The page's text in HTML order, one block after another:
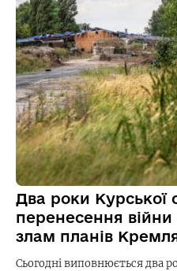
Два роки Курської
перенесення
злам планів
Сьогодні виповнюється два